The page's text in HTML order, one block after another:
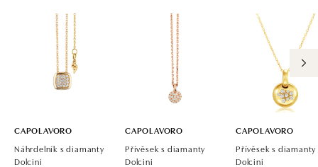
CAPOLAVORO
Náhrdelník s diamanty
Dolcini
CAPOLAVORO
Přívěsek s diamanty
Dolcini
CAPOLAVORO
Přívěsek s diamanty
Dolcini